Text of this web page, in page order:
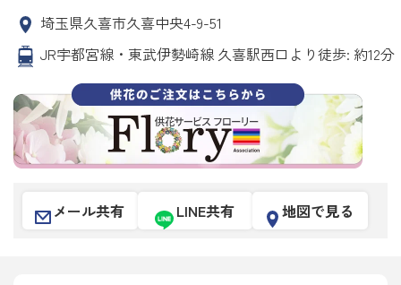
埼玉県久喜市久喜中央4-9-51
JR宇都宮線・東武伊勢崎線 久喜駅西口より徒歩: 約12分
メール共有 LINE共有 地図で見る